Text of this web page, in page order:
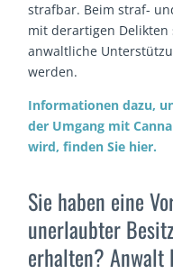
strafbar. Beim straf-
mit derartigen
anwaltliche
werden.
Informationen dazu,
der Umgang mit
wird, finden Sie hier.
Sie haben eine
unerlaubter
erhalten? Anwalt